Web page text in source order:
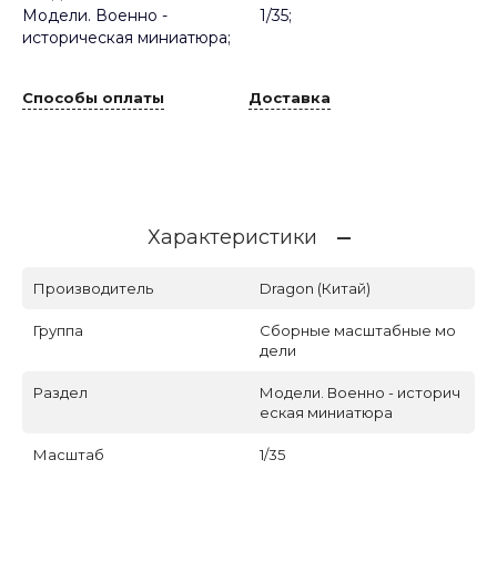
Модели. Военно -
историческая миниатюра;
1/35;
Способы оплаты Доставка
Характеристики
Производитель Dragon (Китай)
Группа
Сборные масштабные мо
дели
Раздел
Модели. Военно - историч
еская миниатюра
Масштаб 1/35